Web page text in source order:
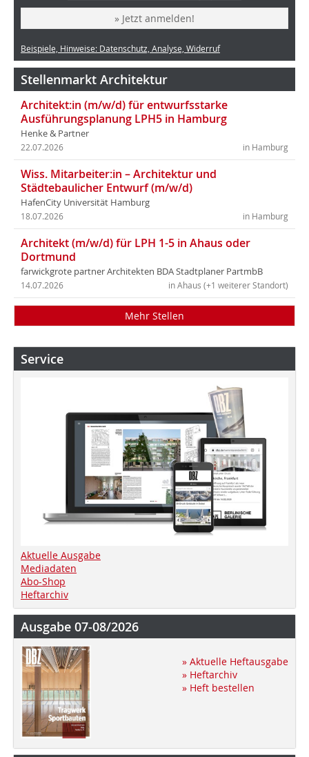
» Jetzt anmelden!
Beispiele, Hinweise: Datenschutz, Analyse, Widerruf
Stellenmarkt Architektur
Architekt:in (m/w/d) für entwurfsstarke
Ausführungsplanung LPH5 in Hamburg
Henke & Partner
in Hamburg
22.07.2026
Wiss. Mitarbeiter:in – Architektur und
Städtebaulicher Entwurf (m/w/d)
HafenCity Universität Hamburg
in Hamburg
18.07.2026
Architekt (m/w/d) für LPH 1-5 in Ahaus oder
Dortmund
farwickgrote partner Architekten BDA Stadtplaner PartmbB
in Ahaus (+1 weiterer Standort)
14.07.2026
Mehr Stellen
Service
Aktuelle Ausgabe
Mediadaten
Abo-Shop
Heftarchiv
Ausgabe 07-08/2026
» Aktuelle Heftausgabe
» Heftarchiv
» Heft bestellen